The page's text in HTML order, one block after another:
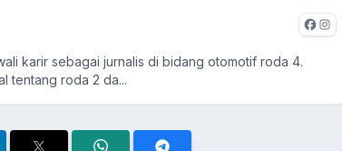
karir sebagai jurnalis di bidang otomotif roda 4.
tentang roda 2 da...